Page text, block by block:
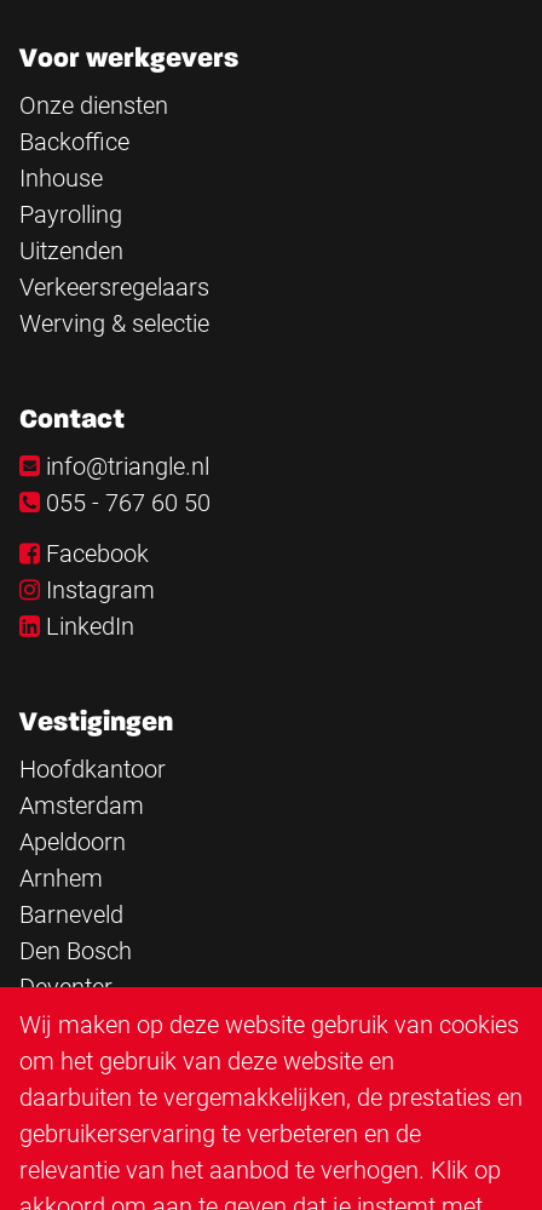
Voor werkgevers
Onze diensten
Backoffice
Inhouse
Payrolling
Uitzenden
Verkeersregelaars
Werving & selectie
Contact
info@triangle.nl
055 - 767 60 50
Facebook
Instagram
LinkedIn
Vestigingen
Hoofdkantoor
Amsterdam
Apeldoorn
Arnhem
Barneveld
Den Bosch
Deventer
Epe
Sittard
Triangle Infra
Triangle Steigerbouw
Utrecht
Wij maken op deze website gebruik van cookies
om het gebruik van deze website en
daarbuiten te vergemakkelijken, de prestaties en
gebruikerservaring te verbeteren en de
relevantie van het aanbod te verhogen. Klik op